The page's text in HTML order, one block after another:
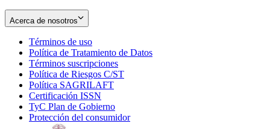
Acerca de nosotros
Términos de uso
in
new
window
Política de Tratamiento de Datos
Términos suscripciones
in
Política de Riesgos C/ST
Política SAGRILAFT
new
window
Certificación ISSN
in
new
TyC Plan de Gobierno
in
Protección del consumidorOpens